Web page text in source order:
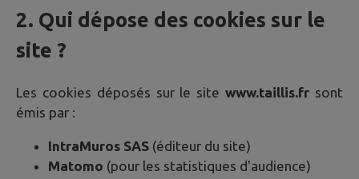
2. Qui dépose des cookies sur le
site ?
Les cookies déposés sur le sitewww.taillis.fr sont
émis par :
IntraMuros SAS (éditeur du site)
Matomo (pour les statistiques d'audience)